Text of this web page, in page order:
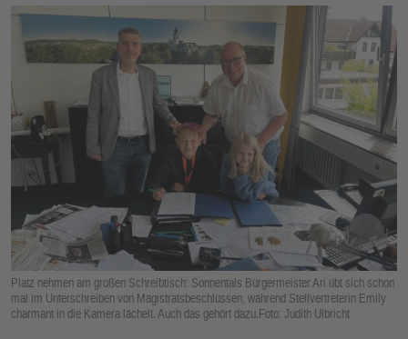
Platz nehmen am großen Schreibtisch: Sonnentals Bürgermeister Ari übt sich schon
mal im Unterschreiben von Magistratsbeschlüssen, während Stellvertreterin Emily
charmant in die Kamera lächelt. Auch das gehört dazu.Foto: Judith Ulbricht
U
N
K
TI
O
N
E
N